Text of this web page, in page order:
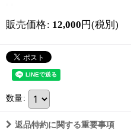
販売価格: 12,000 円(税別)
数量:
返品特約に関する重要事項